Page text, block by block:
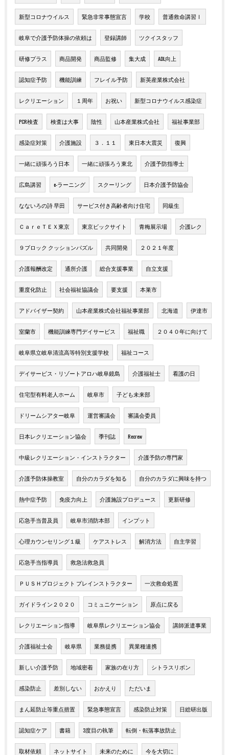
新型コロナウイルス 緊急非常事態宣言 学校 普通救命講習Ⅰ
岐阜で介護予防体操の依頼は 登録講師 ツクイスタッフ
研修プラス 商品開発 商品監修 集大成 ADL向上
認知症予防 機能訓練 フレイル予防 新英産業株式会社
レクリエーション １周年 お祝い 新型コロナウイルス感染症
PCR検査 検査は大事 陰性 山本産業株式会社 福祉事業部
感染症対策 介護施設 ３．１１ 東日本大震災 復興
一緒に頑張ろう日本 一緒に頑張ろう東北 介護予防指導士
広島講習 e-ラーニング スクーリング 日本介護予防協会
なないろの詩 早田 サービス付き高齢者向け住宅 同級生
ＣａｒｅＴＥＸ東京 東京ビックサイト 青梅展示場 介護レク
９ブロック クッションパズル 共同開発 ２０２１年度
介護報酬改定 通所介護 総合支援事業 自立支援
重度化防止 社会福祉協議会 要支援 本巣市
アドバイザー契約 山本産業株式会社福祉事業部 北海道 伊達市
室蘭市 機能訓練専門デイサービス 福祉職 ２０４０年に向けて
岐阜県立岐阜清流高等特別支援学校 福祉コース
デイサービス・リゾートアロハ岐阜鏡島 介護福祉士 看護の日
住宅型有料老人ホーム 岐阜市 子ども未来部
ドリームシアター岐阜 運営審議会 審議会委員
日本レクリエーション協会 季刊誌 Recrew
中級レクリエーション・インストラクター 介護予防の専門家
介護予防体操教室 自分のカラダを知る 自分のカラダに興味を持つ
熱中症予防 免疫力向上 介護施設プロデュース 更新研修
応急手当普及員 岐阜市消防本部 インプット
心理カウンセリング１級 ケアストレス 解消方法 自主学習
応急手当指導員 救急法救急員
ＰＵＳＨプロジェクト プレインストラクター 一次救命処置
ガイドライン２０２０ コミュニケーション 原点に戻る
レクリエーション指導 岐阜県レクリエーション協会 講師派遣事業
介護福祉士会 岐阜県 業務提携 異業種連携
新しい介護予防 地域密着 家族の在り方 シトラスリボン
感染防止 差別しない おかえり ただいま
まん延防止等重点措置 緊急事態宣言 感染防止対策 日総研出版
認知症ケア 書籍 3度目の執筆 転倒・転落事故防止
取材依頼 ネットサイト 未来のために 今を大切に